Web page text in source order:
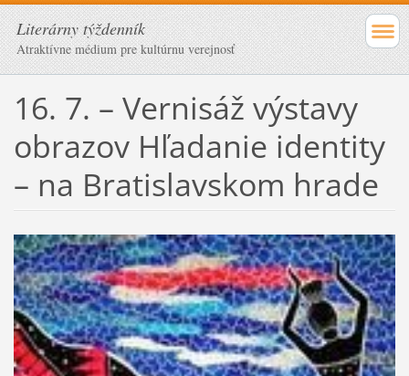
Literárny týždenník
Atraktívne médium pre kultúrnu verejnosť
16. 7. – Vernisáž výstavy
obrazov Hľadanie identity
– na Bratislavskom hrade